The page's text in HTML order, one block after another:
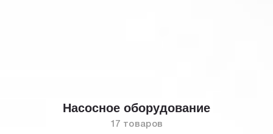
Насосное оборудование
17 товаров